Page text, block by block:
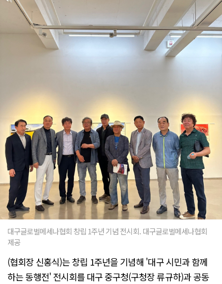
대구글로벌메세나협회 창립 1주년 기념 전시회. 대구글로벌메세나협회
제공
(협회장 신홍식)는 창립 1주년을 기념해 '대구 시민과 함께
하는 동행전' 전시회를 대구 중구청(구청장 류규하)과 공동